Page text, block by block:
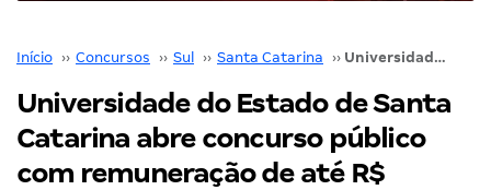
Início ›› Concursos ›› Sul ›› Santa Catarina ›› Universidade do Estado de Santa Catarina abre concurso público com remuneração de até R$ 4.095,75!
Universidade do Estado de Santa
Catarina abre concurso público
com remuneração de até R$